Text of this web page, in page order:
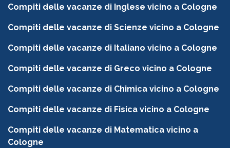
Compiti delle vacanze di Inglese vicino a Cologne
Compiti delle vacanze di Scienze vicino a Cologne
Compiti delle vacanze di Italiano vicino a Cologne
Compiti delle vacanze di Greco vicino a Cologne
Compiti delle vacanze di Chimica vicino a Cologne
Compiti delle vacanze di Fisica vicino a Cologne
Compiti delle vacanze di Matematica vicino a
Cologne